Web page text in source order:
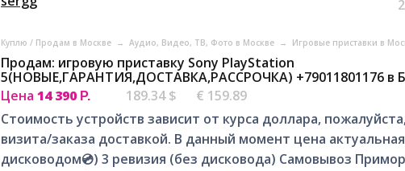
Куплю / Продам в Москве → Аудио, Видео, ТВ, Фото в Москве → Игровые приставки в
Продам: игровую приставку Sony PlayStation
5(НОВЫЕ,ГАРАНТИЯ,ДОСТАВКА,РАССРОЧКА) +79011801176 в
Цена 14 390 Р. 189.34 $
€ 159.89
Стоимость устройств зависит от курса доллара,
визита/заказа доставкой. В данный момент цена
дисководом💿) 3 ревизия (без дисковода) Самовывоз